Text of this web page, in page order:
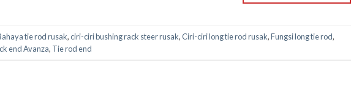
tie rod rusak,ciri-ciri bushing rack steer rusak,Ciri-ciri long tie rod rusak,Fungsi long tie rod,
end Avanza, Tie rod end